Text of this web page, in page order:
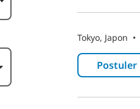
Tokyo, Japon •
Postuler